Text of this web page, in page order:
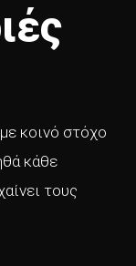
κοινό στόχο
κάθε
τους